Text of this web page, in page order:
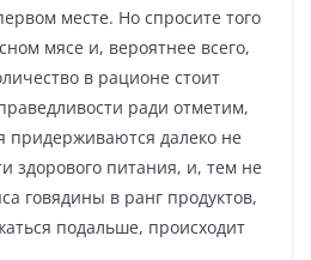
месте. Но спросите того
мясе и, вероятнее всего,
в рационе стоит
ради отметим,
придерживаются далеко не
здорового питания, и, тем не
говядины в ранг продуктов,
подальше, происходит